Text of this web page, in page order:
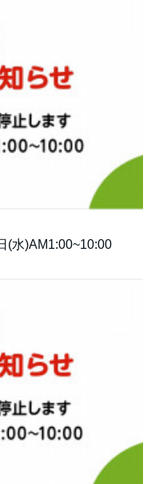
(水)AM1:00~10:00